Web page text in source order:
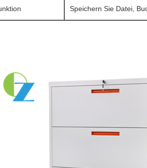
Speichern Sie Datei,